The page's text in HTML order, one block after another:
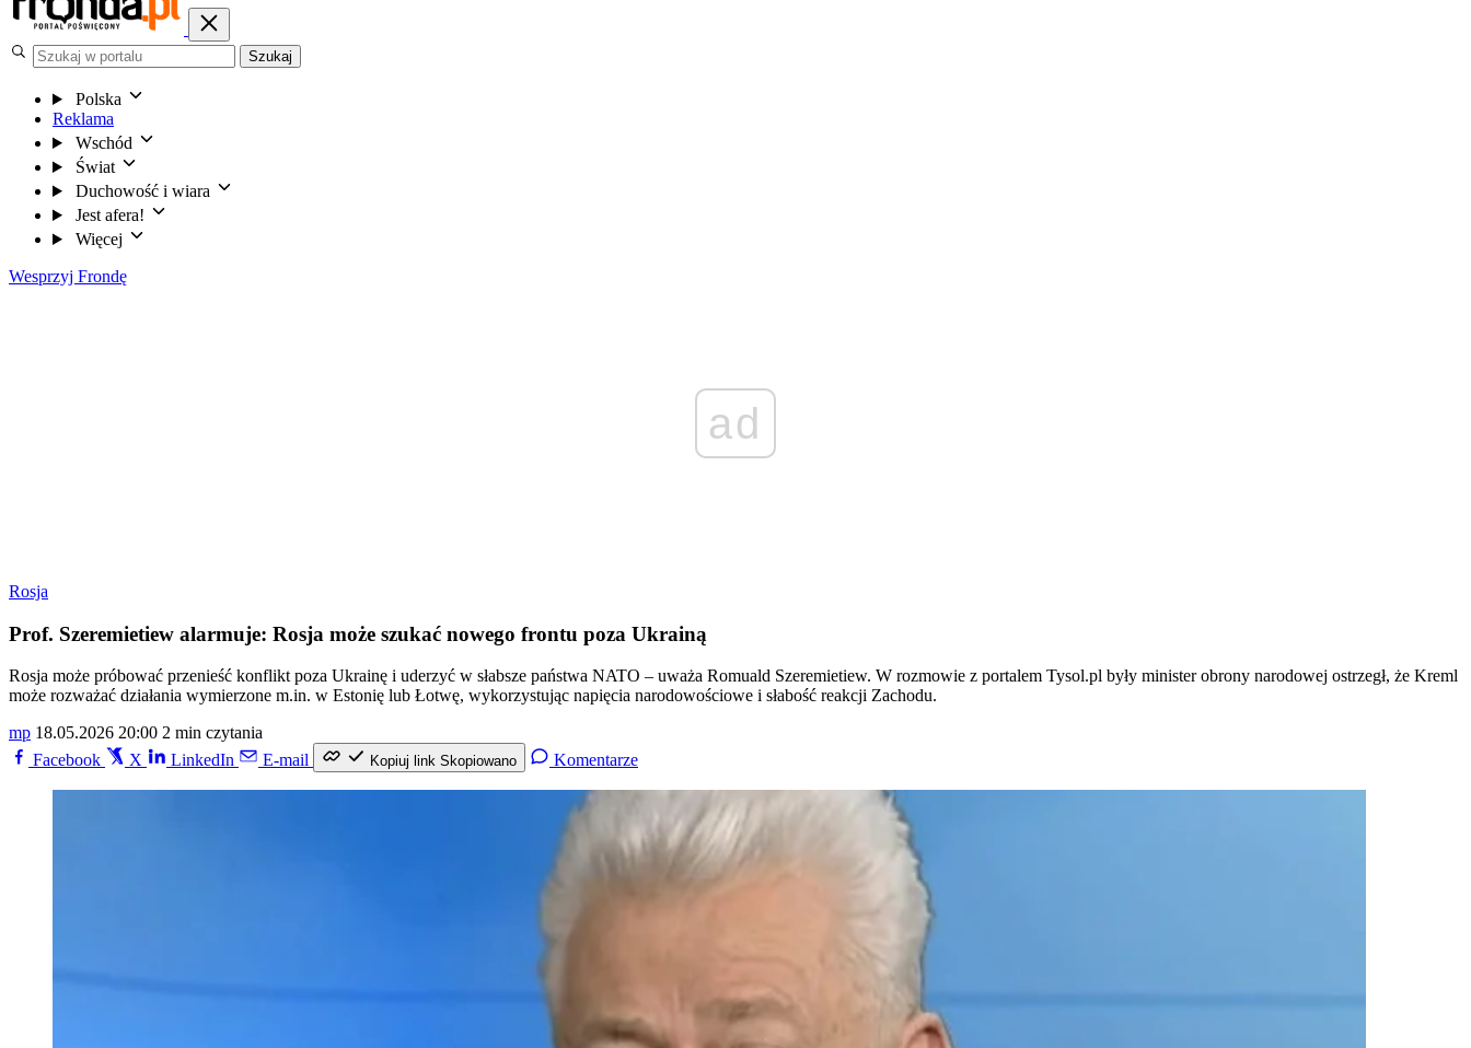
Szukaj
Polska
Reklama
Wschód
Świat
Duchowość i wiara
Jest afera!
Więcej
Wesprzyj Frondę
ad
Rosja
Prof. Szeremietiew alarmuje: Rosja może szukać nowego frontu poza Ukrainą
Rosja może próbować przenieść konflikt poza Ukrainę i uderzyć w słabsze państwa NATO – uważa Romuald Szeremietiew. W rozmowie z portalem Tysol.pl były minister obrony narodowej ostrzegł, że Kreml
może rozważać działania wymierzone m.in. w Estonię lub Łotwę, wykorzystując napięcia narodowościowe i słabość reakcji Zachodu.
mp 18.05.2026 20:00 2 min czytania
Facebook
X LinkedIn E-mail Kopiuj link Skopiowano Komentarze